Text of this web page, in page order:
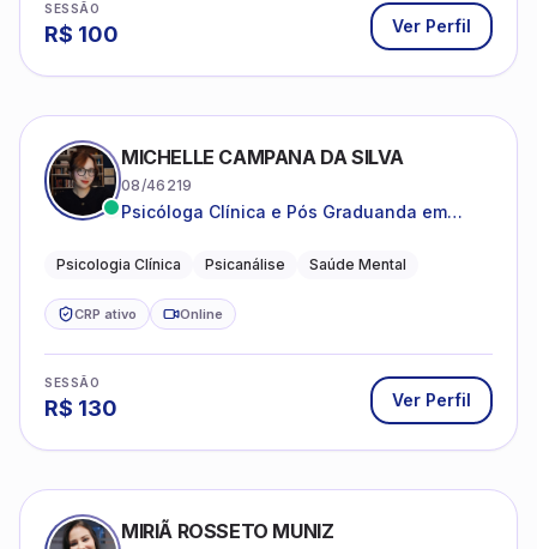
SESSÃO
R$ 100 Ver Perfil
MICHELLE CAMPANA DA SILVA
08/46219
Psicóloga Clínica e Pós Graduanda em
Psicologia Clínica Psicanálise Saúde Mental
CRP ativo Online
SESSÃO
R$ 130 Ver Perfil
MIRIÃ ROSSETO MUNIZ